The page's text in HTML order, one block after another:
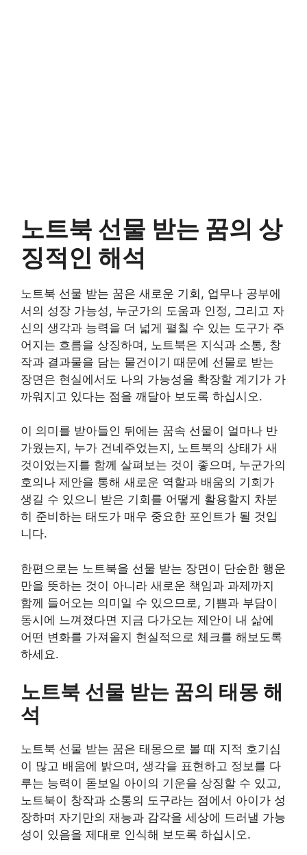
노트북 선물 받는 꿈의 상
징적인 해석
노트북 선물 받는 꿈은 새로운 기회, 업무나 공부에
서의 성장 가능성, 누군가의 도움과 인정, 그리고 자
신의 생각과 능력을 더 넓게 펼칠 수 있는 도구가 주
어지는 흐름을 상징하며, 노트북은 지식과 소통, 창
작과 결과물을 담는 물건이기 때문에 선물로 받는
장면은 현실에서도 나의 가능성을 확장할 계기가 가
까워지고 있다는 점을 깨달아 보도록 하십시오.
이 의미를 받아들인 뒤에는 꿈속 선물이 얼마나 반
가웠는지, 누가 건네주었는지, 노트북의 상태가 새
것이었는지를 함께 살펴보는 것이 좋으며, 누군가의
호의나 제안을 통해 새로운 역할과 배움의 기회가
생길 수 있으니 받은 기회를 어떻게 활용할지 차분
히 준비하는 태도가 매우 중요한 포인트가 될 것입
니다.
한편으로는 노트북을 선물 받는 장면이 단순한 행운
만을 뜻하는 것이 아니라 새로운 책임과 과제까지
함께 들어오는 의미일 수 있으므로, 기쁨과 부담이
동시에 느껴졌다면 지금 다가오는 제안이 내 삶에
어떤 변화를 가져올지 현실적으로 체크를 해보도록
하세요.
노트북 선물 받는 꿈의 태몽 해
석
노트북 선물 받는 꿈은 태몽으로 볼 때 지적 호기심
이 많고 배움에 밝으며, 생각을 표현하고 정보를 다
루는 능력이 돋보일 아이의 기운을 상징할 수 있고,
노트북이 창작과 소통의 도구라는 점에서 아이가 성
장하며 자기만의 재능과 감각을 세상에 드러낼 가능
성이 있음을 제대로 인식해 보도록 하십시오.